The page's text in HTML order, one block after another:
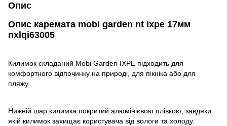
Опис
Опис каремата mobi garden nt ixpe 17мм
nxlqi63005
Килимок складаний Mobi Garden IXPE підходить для
комфортного відпочинку на природі, для пікніка або для
пляжу.
Нижній шар килимка покритий алюмінієвою плівкою, завдяки
якій килимок захищає користувача від вологи та холоду.